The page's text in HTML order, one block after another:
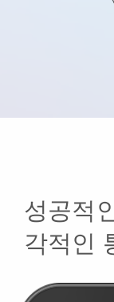
성공적
각적인